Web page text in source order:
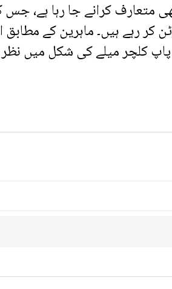
متعارف کرانے جا رہا ہے،
کر رہے ہیں۔ ماہرین کے
کلچر میلے کی شکل میں نظر